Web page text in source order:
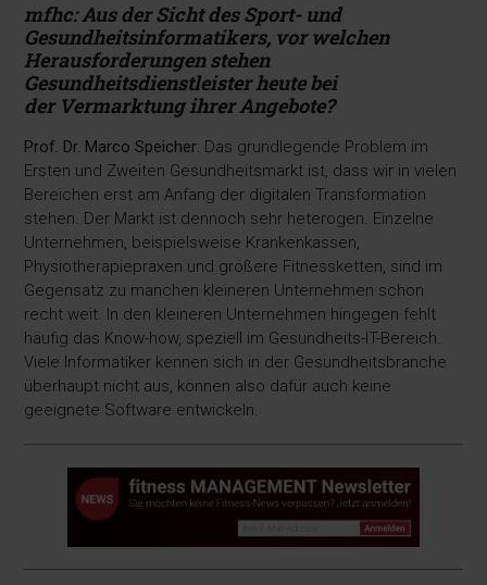
mfhc: Aus der Sicht des Sport- und
Gesundheitsinformatikers, vor welchen
Herausforderungen stehen
Gesundheitsdienstleister heute bei
der Vermarktung ihrer Angebote?
Prof. Dr. Marco Speicher: Das grundlegende Problem im
Ersten und Zweiten Gesundheitsmarkt ist, dass wir in vielen
Bereichen erst am Anfang der digitalen Transformation
stehen. Der Markt ist dennoch sehr heterogen. Einzelne
Unternehmen, beispielsweise Krankenkassen,
Physiotherapiepraxen und größere Fitnessketten, sind im
Gegensatz zu manchen kleineren Unternehmen schon
recht weit. In den kleineren Unternehmen hingegen fehlt
häufig das Know-how, speziell im Gesundheits-IT-Bereich.
Viele Informatiker kennen sich in der Gesundheitsbranche
überhaupt nicht aus, können also dafür auch keine
geeignete Software entwickeln.